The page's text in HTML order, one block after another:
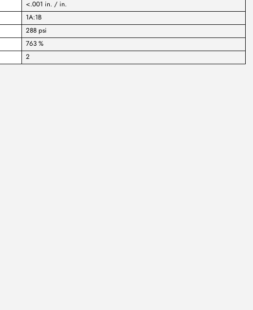
<.001 in. / in.
1A:1B
288 psi
763 %
2